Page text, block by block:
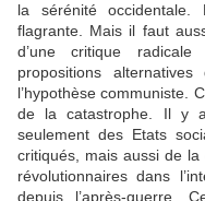
la sérénité occidentale.
flagrante. Mais il faut
d’une critique
propositions
l’hypothèse communiste.
de la catastrophe. Il y
seulement des Etats
critiqués, mais aussi de
révolutionnaires dans
depuis l’après-guerre.